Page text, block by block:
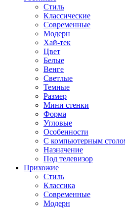
Стиль
Классические
Современные
Модерн
Хай-тек
Цвет
Белые
Венге
Светлые
Темные
Размер
Мини стенки
Форма
Угловые
Особенности
С компьютерным
Назначение
Под телевизор
Прихожие
Стиль
Классика
Современные
Модерн